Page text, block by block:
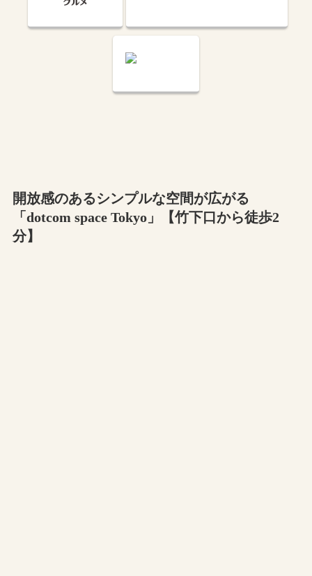
開放感のあるシンプルな空間が広がる
「dotcom space Tokyo」【竹下口から徒歩2
分】